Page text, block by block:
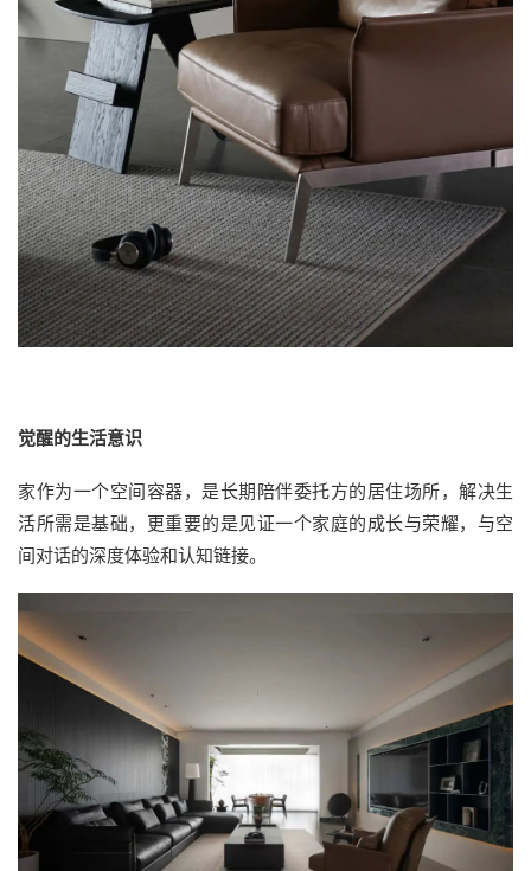
觉醒的生活意识
家作为一个空间容器，是长期陪伴委托方的居住场所，解决生
活所需是基础，更重要的是见证一个家庭的成长与荣耀，与空
间对话的深度体验和认知链接。